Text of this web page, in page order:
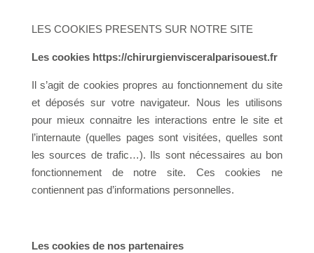
LES COOKIES PRESENTS SUR NOTRE SITE
Les cookies https://chirurgienvisceralparisouest.fr
Il s’agit de cookies propres au fonctionnement du site
et déposés sur votre navigateur. Nous les utilisons
pour mieux connaitre les interactions entre le site et
l’internaute (quelles pages sont visitées, quelles sont
les sources de trafic…). Ils sont nécessaires au bon
fonctionnement de notre site. Ces cookies ne
contiennent pas d’informations personnelles.
Les cookies de nos partenaires